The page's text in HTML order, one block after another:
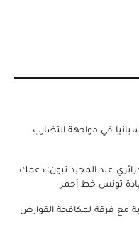
في مواجهة التضارب
عبد المجيد تبون: دعمك
تونس خط أحمر
مع فرقة لمكافحة القوارض